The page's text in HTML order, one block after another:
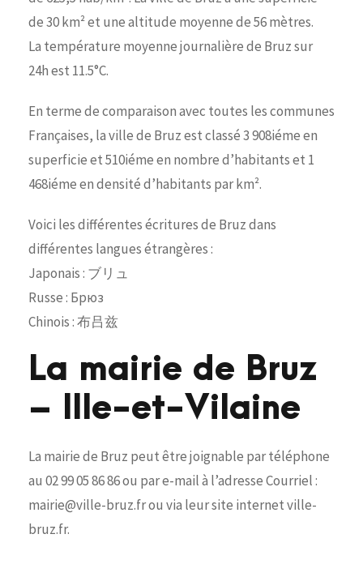
de 30 km² et une altitude moyenne de 56 mètres.
La température moyenne journalière de Bruz sur
24h est 11.5°C.
En terme de comparaison avec toutes les communes
Françaises, la ville de Bruz est classé 3 908iéme en
superficie et 510iéme en nombre d’habitants et 1
468iéme en densité d’habitants par km².
Voici les différentes écritures de Bruz dans
différentes langues étrangères :
Japonais : ブリュ
Russe : Брюз
Chinois : 布吕兹
La mairie de Bruz
– Ille-et-Vilaine
La mairie de Bruz peut être joignable par téléphone
au 02 99 05 86 86 ou par e-mail à l’adresse Courriel :
mairie@ville-bruz.fr ou via leur site internet ville-
bruz.fr.